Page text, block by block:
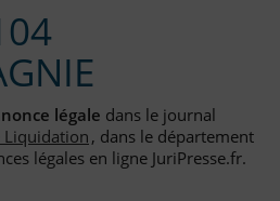
légale dans le journal
Liquidation, dans le département
légales en ligne JuriPresse.fr.